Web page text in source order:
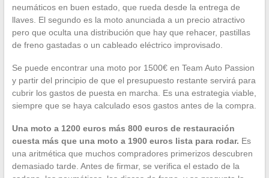
neumáticos en buen estado, que rueda desde la entrega de
llaves. El segundo es la moto anunciada a un precio atractivo
pero que oculta una distribución que hay que rehacer, pastillas
de freno gastadas o un cableado eléctrico improvisado.
Se puede encontrar una moto por 1500€ en Team Auto Passion
y partir del principio de que el presupuesto restante servirá para
cubrir los gastos de puesta en marcha. Es una estrategia viable,
siempre que se haya calculado esos gastos antes de la compra.
Una moto a 1200 euros más 800 euros de restauración
cuesta más que una moto a 1900 euros lista para rodar. Es
una aritmética que muchos compradores primerizos descubren
demasiado tarde. Antes de firmar, se verifica el estado de la